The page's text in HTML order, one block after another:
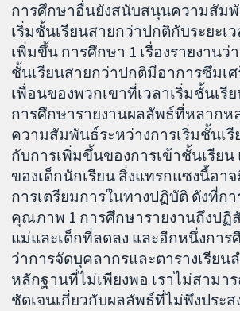
การศึกษาอื่นยังสนับสนุนความสัมพั
เริ่มชั้นเรียนสายกว่าปกติกับระยะเ
เพิ่มขึ้น การศึกษา 1 เรื่องรายงานว่
ชั้นเรียนสายกว่าปกติมีอาการซึมเ
เพื่อนของพวกเขาที่เวลาเริ่มชั้นเรี
การศึกษารายงานผลลัพธ์ที่หลากห
ความสัมพันธ์ระหว่างการเริ่มชั้นเ
กับการเพิ่มขึ้นของการเข้าชั้นเรีย
ของเด็กนักเรียน สิ่งแทรกแซงนี้อา
การเตรียมการในทางปฏิบัติ ดังที่กา
คุณภาพ 1 การศึกษารายงานถึงปฏิ
แม่และเด็กที่ลดลง และอีกหนึ่งการ
ว่าการจัดบุคลากรและตารางเรียน
หลักฐานที่ไม่เพียงพอ เราไม่สามา
ชัดเจนเกี่ยวกับผลลัพธ์ที่ไม่พึงประส